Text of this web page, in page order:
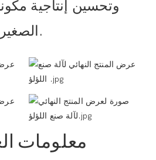
وتحسين إنتاجية
الصغيرة بشكل ملحوظ.
معلومات